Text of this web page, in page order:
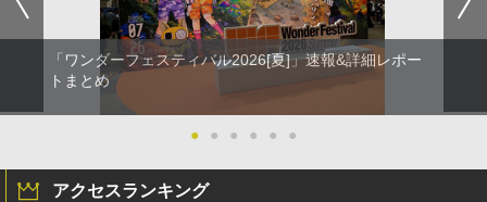
「ワンダーフェスティバル2026[夏]」速報&詳細レポー
トまとめ
● ● ● ● ● ●
アクセスランキング